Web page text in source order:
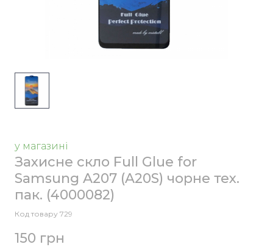
у магазині
Захисне скло Full Glue for
Samsung A207 (A20S) чорне тех.
пак. (4000082)
Код товару 729
150 грн